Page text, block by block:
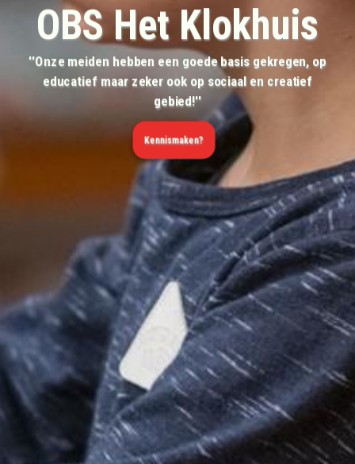
OBS Het Klokhuis
''Onze meiden hebben een goede basis gekregen, op
educatief maar zeker ook op sociaal en creatief
gebied!''
Kennismaken?
OBS Het Klokhuis
''Fijne school, helemaal van nu''
Kennismaken?
OBS Het Klokhuis
''Een prachtig rijtje leerkrachten die ieder op hun
eigen manier, met hun eigen talent het verschil
maken''
Kennismaken?